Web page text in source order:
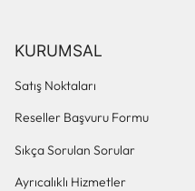
KURUMSAL
Satış Noktaları
Reseller Başvuru Formu
Sıkça Sorulan Sorular
Ayrıcalıklı Hizmetler